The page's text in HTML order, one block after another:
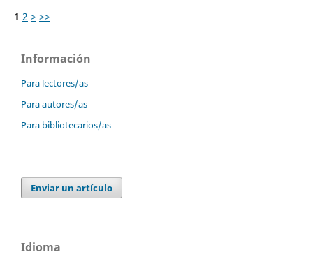
1 2 > >>
Información
Para lectores/as
Para autores/as
Para bibliotecarios/as
Enviar un artículo
Idioma